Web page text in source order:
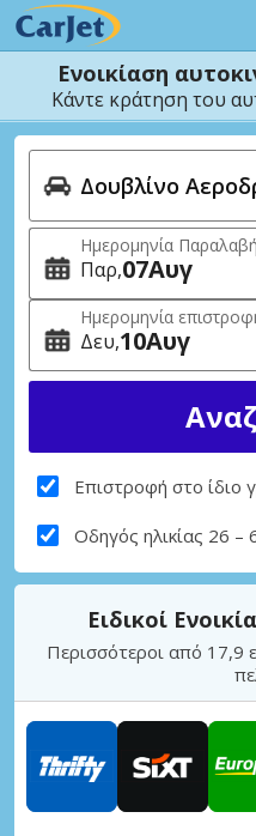
Ενοικίαση
Κάντε κράτηση του
Ημερομηνία
Παρ 07Αυγ
Ημερομηνία
Δευ 10Αυγ
Επιστροφή στο ίδιο
Οδηγός ηλικίας 26 –
Ειδικοί
Περισσότεροι από 17,9